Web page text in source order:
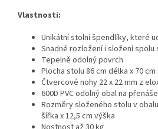
Vlastnosti:
Unikátní stolní špendlíky, které
Snadné rozložení i složení
Tepelně odolný povrch
Plocha stolu 86 cm délka x 70
Čtvercové nohy 22 x 22 mm z
600D PVC odolný obal na
Rozměry složeného stolu v
šířka x 12,5 cm výška